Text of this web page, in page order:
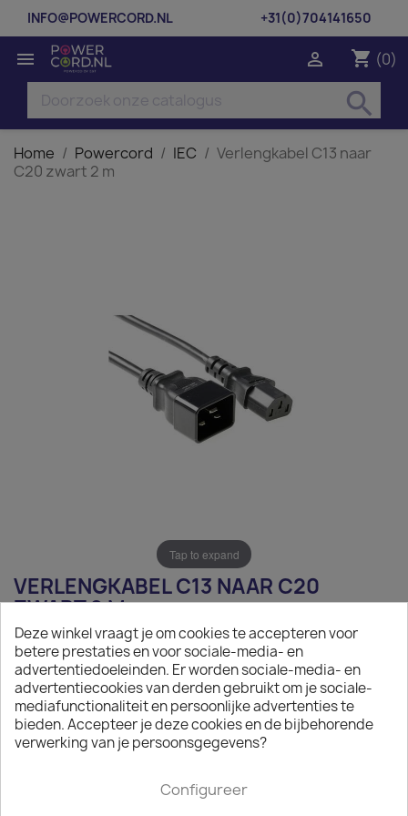
INFO@POWERCORD.NL +31(0)704141650
 shopping_cart (0)

search
Home Powercord IEC
Verlengkabel C13 naar
C20 zwart 2 m
Tap to expand
VERLENGKABEL C13 NAAR C20
ZWART 2 M
€ 8,36
Exclusief belasting
Verlengkabel C13 naar C20 zwart 2 m
Op aanvraag
Deze winkel vraagt je om cookies te accepteren voor
betere prestaties en voor sociale-media- en
advertentiedoeleinden. Er worden sociale-media- en
advertentiecookies van derden gebruikt om je sociale-
mediafunctionaliteit en persoonlijke advertenties te
bieden. Accepteer je deze cookies en de bijbehorende
verwerking van je persoonsgegevens?
Configureer